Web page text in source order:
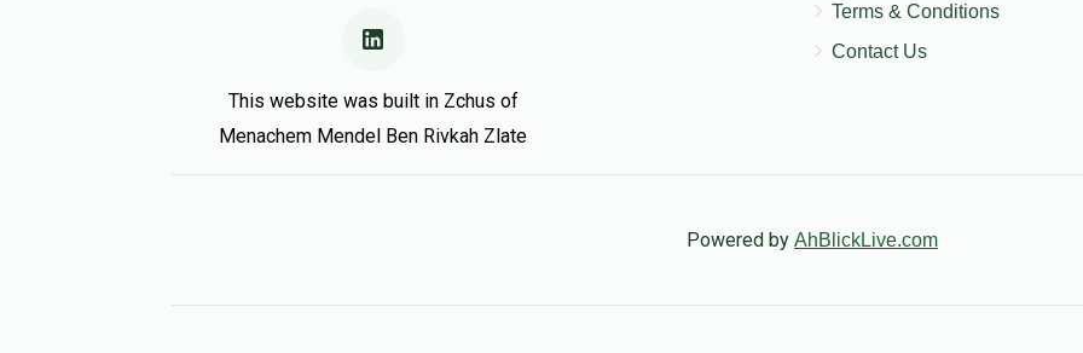
This website was built in Zchus of
Menachem Mendel Ben Rivkah Zlate
Terms & Conditions
Contact Us
Powered by AhBlickLive.com